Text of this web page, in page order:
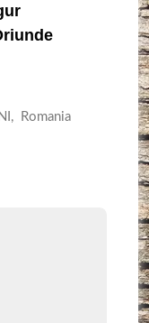
, Romania